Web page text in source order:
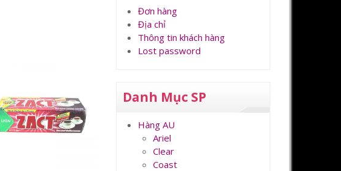
Đơn hàng
Địa chỉ
Thông tin khách hàng
Lost password
Danh Mục SP
Hàng AU
Ariel
Clear
Coast